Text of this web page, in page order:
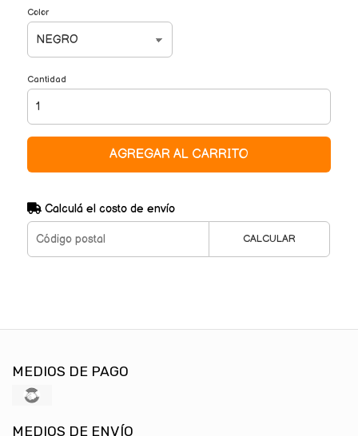
Color
Cantidad
AGREGAR AL CARRITO
Calculá el costo de envío
CALCULAR
MEDIOS DE PAGO
MEDIOS DE ENVÍO